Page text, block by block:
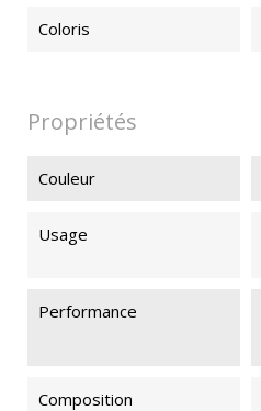
Coloris
Propriétés
Couleur
Usage
Performance
Composition